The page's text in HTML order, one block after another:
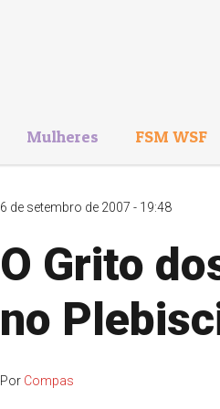
Mulheres FSM WSF
6 de setembro de 2007 - 19:48
O Grito
no
Por Compas